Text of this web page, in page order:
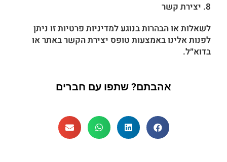
8. יצירת קשר
לשאלות או הבהרות בנוגע למדיניות פרטיות זו ניתן
לפנות אלינו באמצעות טופס יצירת הקשר באתר או
בדוא״ל.
אהבתם? שתפו עם חברים